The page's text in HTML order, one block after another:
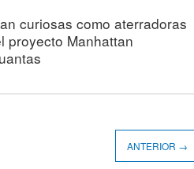
curiosas como aterradoras
proyecto Manhattan
ANTERIOR →